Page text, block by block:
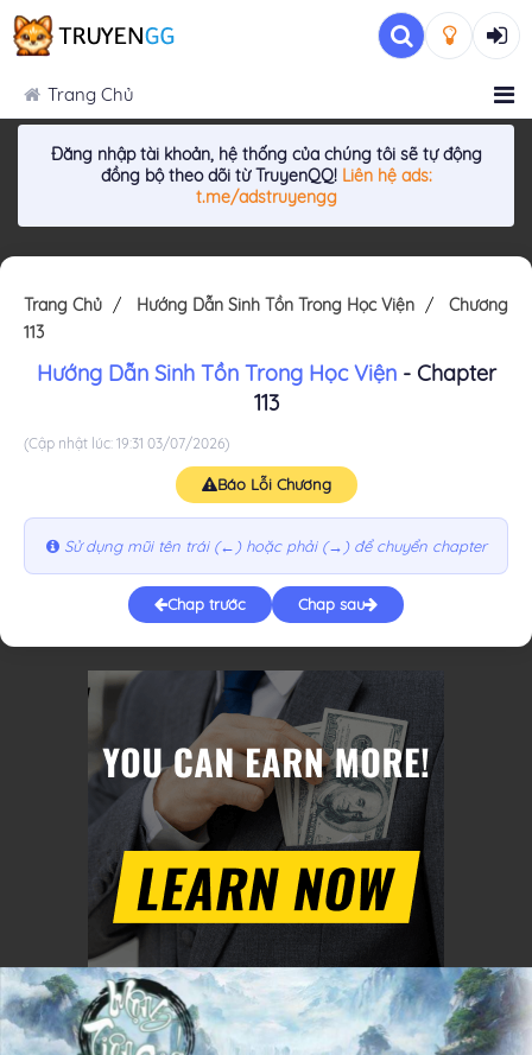
Trang Chủ
Đăng nhập tài khoản, hệ thống của chúng tôi sẽ tự động
đồng bộ theo dõi từ TruyenQQ! Liên hệ ads:
t.me/adstruyengg
Trang Chủ Hướng Dẫn Sinh Tồn Trong Học Viện
Chương
113
Hướng Dẫn Sinh Tồn Trong Học Viện- Chapter
113
(Cập nhật lúc: 19:31 03/07/2026)
Báo Lỗi Chương
Sử dụng mũi tên trái (←) hoặc phải (→) để chuyển chapter
Chap trước Chap sau